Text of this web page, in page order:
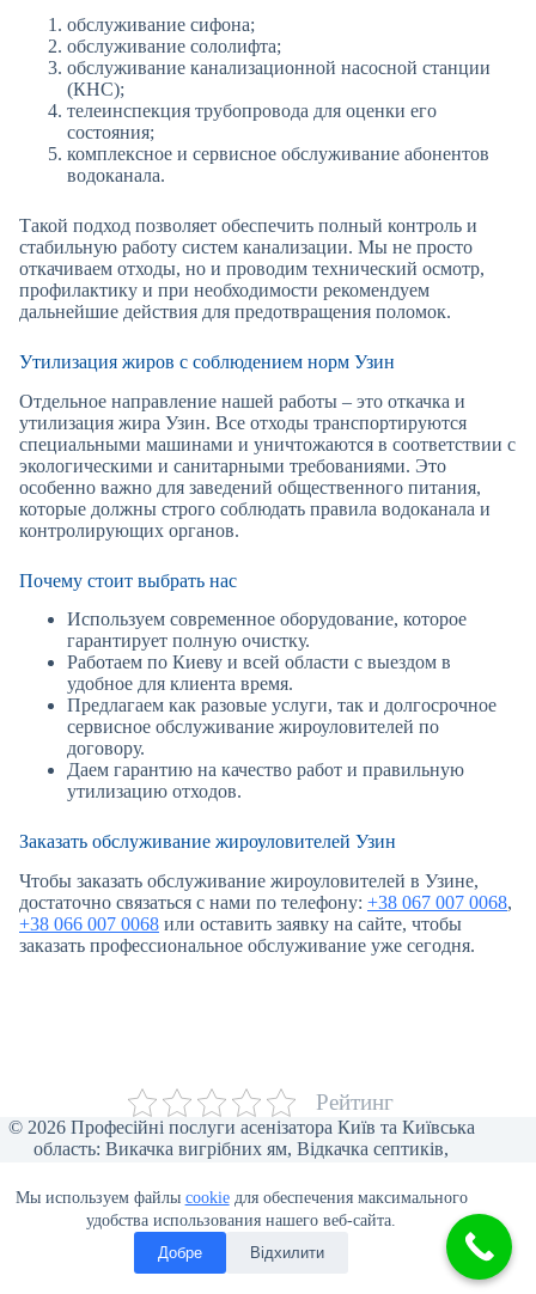
Мы используем файлы cookieдля обеспечения максимального
удобства использования нашего веб-сайта.
Добре
Відхилити
обслуживание сифона;
обслуживание сололифта;
обслуживание канализационной насосной станции
(КНС);
телеинспекция трубопровода для оценки его
состояния;
комплексное и сервисное обслуживание абонентов
водоканала.
Такой подход позволяет обеспечить полный контроль и
стабильную работу систем канализации. Мы не просто
откачиваем отходы, но и проводим технический осмотр,
профилактику и при необходимости рекомендуем
дальнейшие действия для предотвращения поломок.
Утилизация жиров с соблюдением норм Узин
Отдельное направление нашей работы – это откачка и
утилизация жира Узин. Все отходы транспортируются
специальными машинами и уничтожаются в соответствии с
экологическими и санитарными требованиями. Это
особенно важно для заведений общественного питания,
которые должны строго соблюдать правила водоканала и
контролирующих органов.
Почему стоит выбрать нас
Используем современное оборудование, которое
гарантирует полную очистку.
Работаем по Киеву и всей области с выездом в
удобное для клиента время.
Предлагаем как разовые услуги, так и долгосрочное
сервисное обслуживание жироуловителей по
договору.
Даем гарантию на качество работ и правильную
утилизацию отходов.
Заказать обслуживание жироуловителей Узин
Чтобы заказать обслуживание жироуловителей в Узине,
достаточно связаться с нами по телефону: +38 067 007 0068,
+38 066 007 0068 или оставить заявку на сайте, чтобы
заказать профессиональное обслуживание уже сегодня.
Рейтинг
© 2026 Професійні послуги асенізатора Київ та Київська
область: Викачка вигрібних ям, Відкачка септиків,
Асенізаторські послуги для бізнесу, Викачка ілу та піску,
Відеоінспекція труб, Мулосос, Чистка ям від мулу.